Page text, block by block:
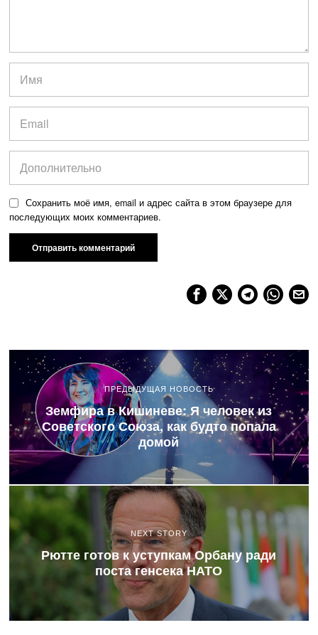
Сохранить моё имя, email и адрес сайта в этом браузере для
последующих моих комментариев.
ПРЕДЫДУЩАЯ НОВОСТЬ
Земфира в Кишиневе: Я человек из
Советского Союза, как будто попала
домой
NEXT STORY
Рютте готов к уступкам Орбану ради
поста генсека НАТО